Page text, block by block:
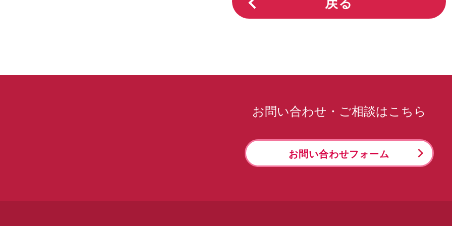
戻る
お問い合わせ・ご相談はこちら
お問い合わせフォーム